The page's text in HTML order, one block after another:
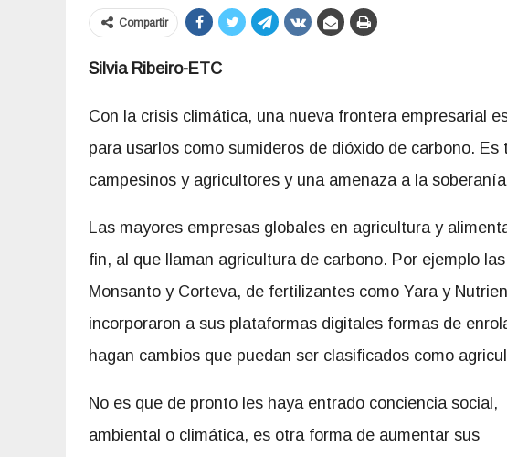
Compartir
Silvia Ribeiro-ETC
Con la crisis climática, una nueva frontera empresarial
para usarlos como sumideros de dióxido de carbono.
campesinos y agricultores y una amenaza a la
Las mayores empresas globales en agricultura y
fin, al que llaman agricultura de carbono. Por ejemplo
Monsanto y Corteva, de fertilizantes como Yara y
incorporaron a sus plataformas digitales formas de
hagan cambios que puedan ser clasificados como
No es que de pronto les haya entrado conciencia social,
ambiental o climática, es otra forma de aumentar sus